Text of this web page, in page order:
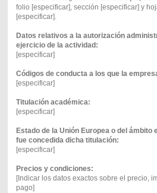
folio [especificar], sección [especificar] y
[especificar].
Datos relativos a la autorización
ejercicio de la actividad:
[especificar]
Códigos de conducta a los que la
[especificar]
Titulación académica:
[especificar]
Estado de la Unión Europea o del ámbito
fue concedida dicha titulación:
[especificar]
Precios y condiciones:
[Indicar los datos exactos sobre el precio,
pago]